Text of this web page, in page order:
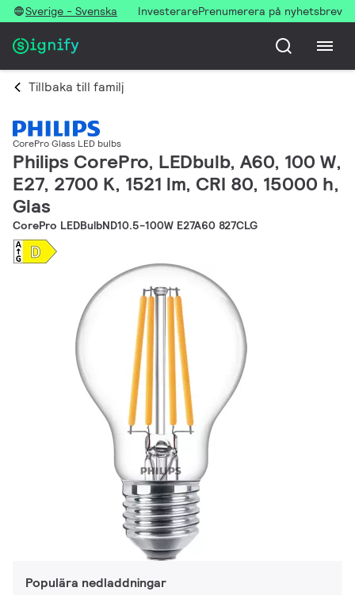
Sverige - Svenska InvesterarePrenumerera på nyhetsbrev
Tillbaka till familj
CorePro Glass LED bulbs
Philips CorePro, LEDbulb, A60, 100 W,
E27, 2700 K, 1521 lm, CRI 80, 15000 h,
Glas
CorePro LEDBulbND10.5-100W E27A60 827CLG
Populära nedladdningar